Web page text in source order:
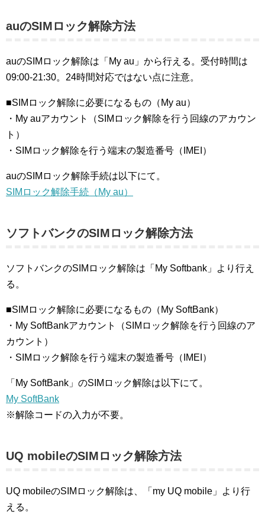
auのSIMロック解除方法
auのSIMロック解除は「My au」から行える。受付時間は
09:00-21:30。24時間対応ではない点に注意。
■SIMロック解除に必要になるもの（My au）
・My auアカウント（SIMロック解除を行う回線のアカウン
ト）
・SIMロック解除を行う端末の製造番号（IMEI）
auのSIMロック解除手続は以下にて。
SIMロック解除手続（My au）
ソフトバンクのSIMロック解除方法
ソフトバンクのSIMロック解除は「My Softbank」より行え
る。
■SIMロック解除に必要になるもの（My SoftBank）
・My SoftBankアカウント（SIMロック解除を行う回線のア
カウント）
・SIMロック解除を行う端末の製造番号（IMEI）
「My SoftBank」のSIMロック解除は以下にて。
My SoftBank
※解除コードの入力が不要。
UQ mobileのSIMロック解除方法
UQ mobileのSIMロック解除は、「my UQ mobile」より行
える。